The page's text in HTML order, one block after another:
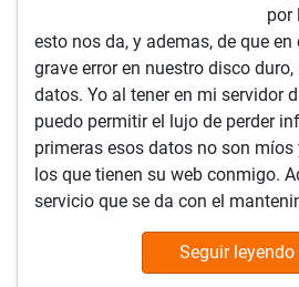
por
esto nos da, y ademas, de que
grave error en nuestro disco
datos. Yo al tener en mi servidor
puedo permitir el lujo de perder
primeras esos datos no son
los que tienen su web conmigo.
servicio que se da con el
Seguir leyendo